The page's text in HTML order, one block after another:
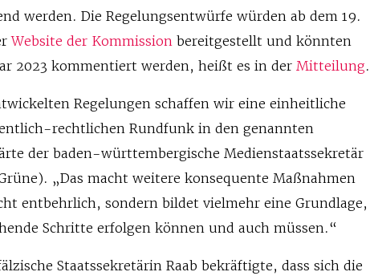
werden. Die Regelungsentwürfe würden ab dem 19.
Website der Kommission bereitgestellt und könnten
2023 kommentiert werden, heißt es in der Mitteilung.
Regelungen schaffen wir eine einheitliche
rechtlichen Rundfunk in den genannten
der baden-württembergische Medienstaatssekretär
„Das macht weitere konsequente Maßnahmen
entbehrlich, sondern bildet vielmehr eine Grundlage,
Schritte erfolgen können und auch müssen.“
Staatssekretärin Raab bekräftigte, dass sich die